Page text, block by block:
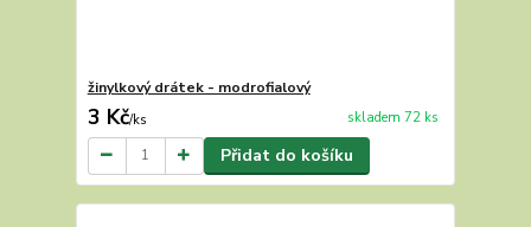
žinylkový drátek - modrofialový
3 Kč/ks skladem 72 ks
Přidat do košíku